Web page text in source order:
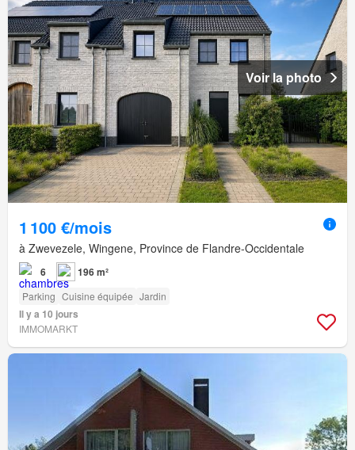
Voir la photo
1 100 €/mois
à Zwevezele, Wingene, Province de Flandre-Occidentale
6 196 m²
Parking Cuisine équipée Jardin
Il y a 10 jours
IMMOMARKT